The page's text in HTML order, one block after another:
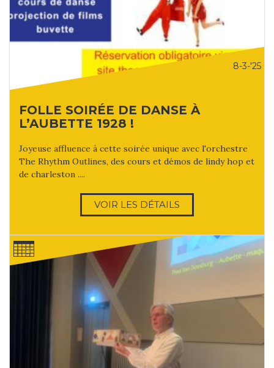
8-3-'25
FOLLE SOIRÉE DE DANSE À
L’AUBETTE 1928 !
Joyeuse affluence à cette soirée unique avec l'orchestre
The Rhythm Outlines, des cours et démos de lindy hop et
de charleston ....
VOIR LES DÉTAILS